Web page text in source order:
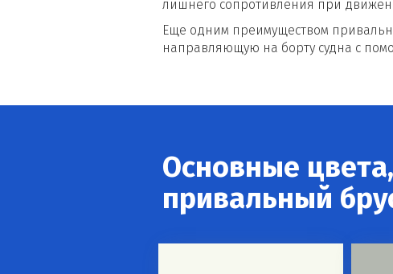
лишнего сопротивления при
Еще одним преимуществом
направляющую на борту судна с
Основные
привальный